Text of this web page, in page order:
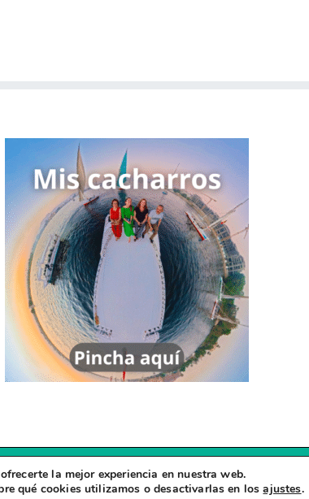
Copyright © 2026Zapatillas Viajeras
la mejor experiencia en nuestra web.
qué cookies utilizamos o desactivarlas en losajustes.